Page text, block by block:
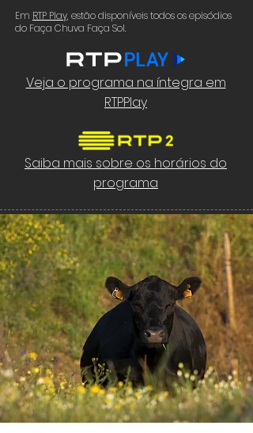
Em RTP Play, estão disponíveis todos os episódios
do Faça Chuva Faça Sol.
Veja o programa na íntegra em
RTPPlay
Saiba mais sobre os horários do
programa